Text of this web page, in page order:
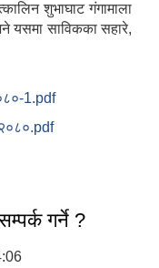
शुभाघाट ग‌ंगामाला
यसमा साविकका सहारे,
1.pdf
२०८०.pdf
गर्ने ?